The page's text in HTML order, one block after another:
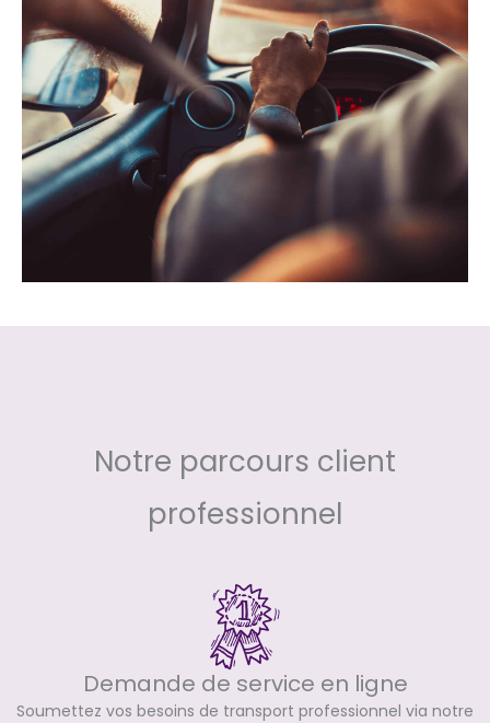
Notre parcours client
professionnel
Demande de service en ligne
Soumettez vos besoins de transport professionnel via notre